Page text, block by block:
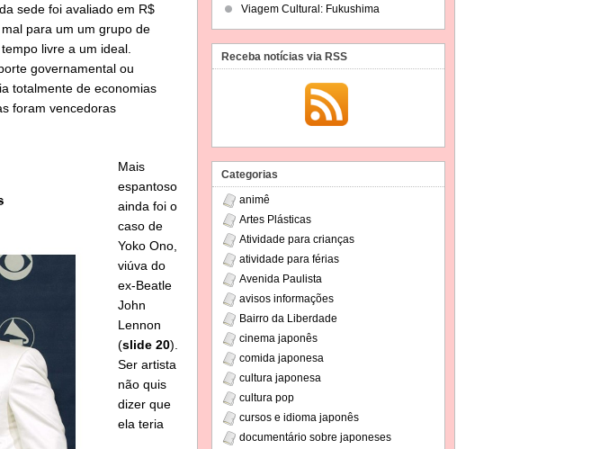
sede foi avaliado em R$
para um um grupo de
livre a um ideal.
governamental ou
totalmente de economias
foram vencedoras
Mais
espantoso
ainda foi o
caso de
Yoko Ono,
viúva do
ex-Beatle
John
Lennon
(slide 20).
Ser artista
não quis
dizer que
ela teria
Viagem Cultural: Fukushima
Receba notícias via RSS
Categorias
animê
Artes Plásticas
Atividade para crianças
atividade para férias
Avenida Paulista
avisos informações
Bairro da Liberdade
cinema japonês
comida japonesa
cultura japonesa
cultura pop
cursos e idioma japonês
documentário sobre japoneses